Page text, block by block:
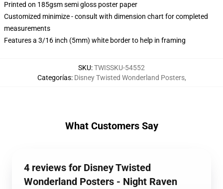
Printed on 185gsm semi gloss poster paper
Customized minimize - consult with dimension chart for completed
measurements
Features a 3/16 inch (5mm) white border to help in framing
SKU:TWISSKU-54552
Categorías: Disney Twisted Wonderland Posters,
What Customers Say
4 reviews for Disney Twisted
Wonderland Posters - Night Raven